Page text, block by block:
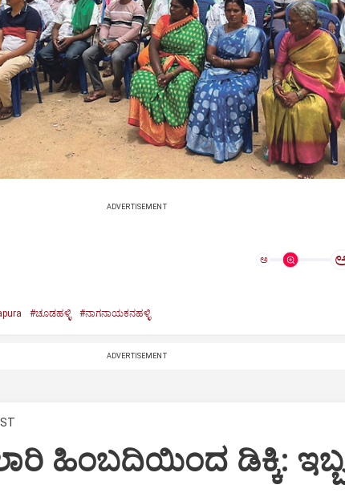
ADVERTISEMENT
ಅ
#ಚೂಡಹಳ್ಳಿ #ನಾಗನಾಯಕನಹಳ್ಳಿ
ADVERTISEMENT
ಲಾರಿ ಹಿಂಬದಿಯಿಂದ ಡಿಕ್ಕಿ: